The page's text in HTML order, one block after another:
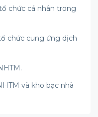
chức cá nhân trong
chức cung ứng dịch
và kho bạc nhà